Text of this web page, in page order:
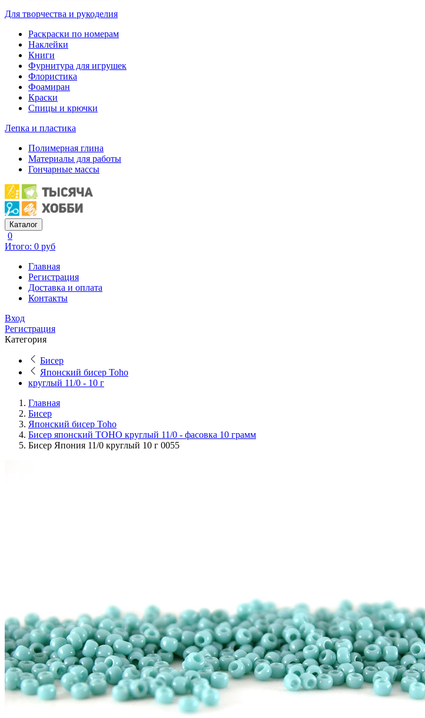
Для творчества и рукоделия
Раскраски по номерам
Наклейки
Книги
Фурнитура для игрушек
Флористика
Фоамиран
Краски
Спицы и крючки
Лепка и пластика
Полимерная глина
Материалы для работы
Гончарные массы
Каталог
0
Итого: 0 руб
Главная
Регистрация
Доставка и оплата
Контакты
Вход
Регистрация
Категория
Бисер
Японский бисер Toho
круглый 11/0 - 10 г
Главная
Бисер
Японский бисер Toho
Бисер японский TOHO круглый 11/0 - фасовка 10 грамм
Бисер Япония 11/0 круглый 10 г 0055